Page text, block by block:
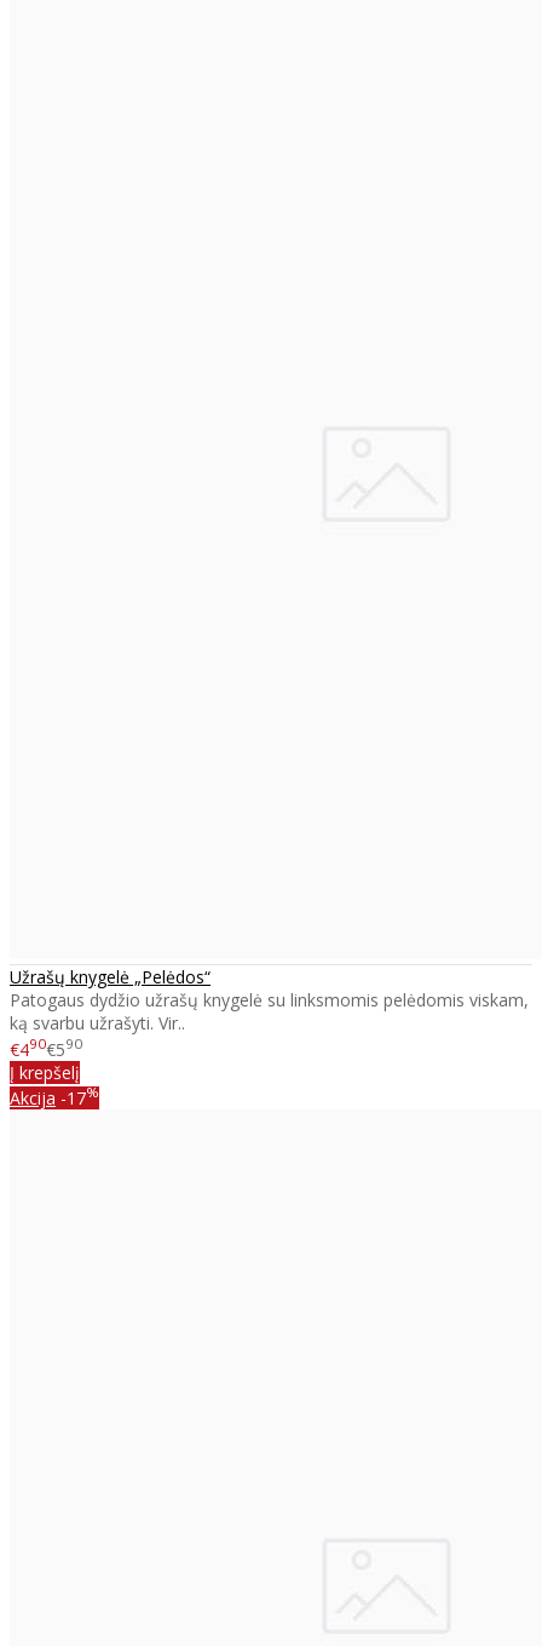
Užrašų knygelė „Pelėdos“
Patogaus dydžio užrašų knygelė su linksmomis pelėdomis viskam,
ką svarbu užrašyti. Vir..
€490€590
Į krepšelį
Akcija -17%